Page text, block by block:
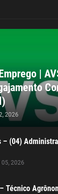
|
2026
– (04)
2026
Técnico